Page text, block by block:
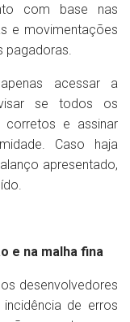
com base nas
e movimentações
pagadoras.
acessar a
se todos os
corretos e assinar
Caso haja
apresentado,
e na malha fina
desenvolvedores
de erros